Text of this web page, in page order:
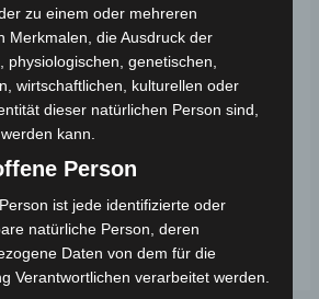
zu einem oder mehreren
Merkmalen, die Ausdruck der
physiologischen, genetischen,
wirtschaftlichen, kulturellen oder
dieser natürlichen Person sind,
kann.
Person
ist jede identifizierte oder
natürliche Person, deren
Daten von dem für die
Verantwortlichen verarbeitet werden.